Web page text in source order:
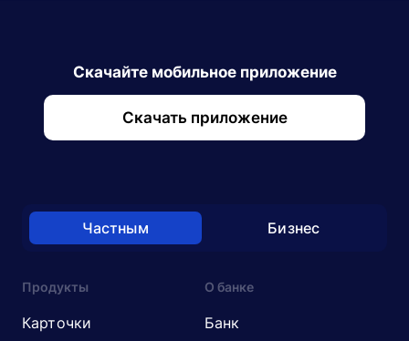
Скачайте мобильное приложение
Скачать приложение
Частным Бизнес
Продукты
Карточки
О банке
Банк